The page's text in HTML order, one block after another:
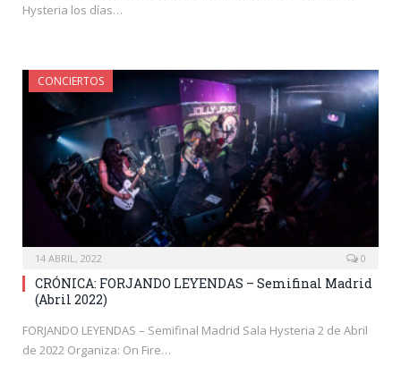
Hysteria los días…
CONCIERTOS
14 ABRIL, 2022 0
CRÓNICA: FORJANDO LEYENDAS – Semifinal Madrid
(Abril 2022)
FORJANDO LEYENDAS – Semifinal Madrid Sala Hysteria 2 de Abril
de 2022 Organiza: On Fire…